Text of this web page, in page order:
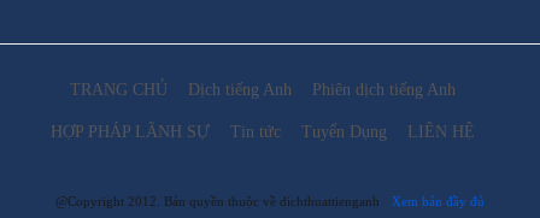
TRANG CHỦ Dịch tiếng Anh Phiên dịch tiếng Anh
HỢP PHÁP LÃNH SỰ Tin tức Tuyển Dụng LIÊN HỆ
@Copyright 2012. Bản quyền thuộc về dichthuattienganh Xem bản đầy đủ